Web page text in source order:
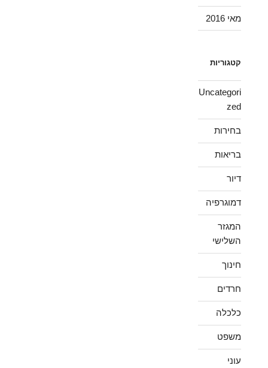
מאי 2016
קטגוריות
Uncategori
zed
בחירות
בריאות
דיור
דמוגרפיה
המגזר
השלישי
חינוך
חרדים
כלכלה
משפט
עוני